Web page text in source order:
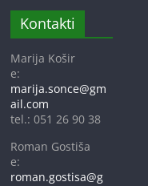
Kontakti
Marija Košir
e:
marija.sonce@gm
ail.com
tel.: 051 26 90 38
Roman Gostiša
e:
roman.gostisa@g